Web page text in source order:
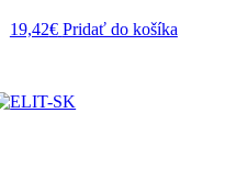
19,42€ Pridať do košíka